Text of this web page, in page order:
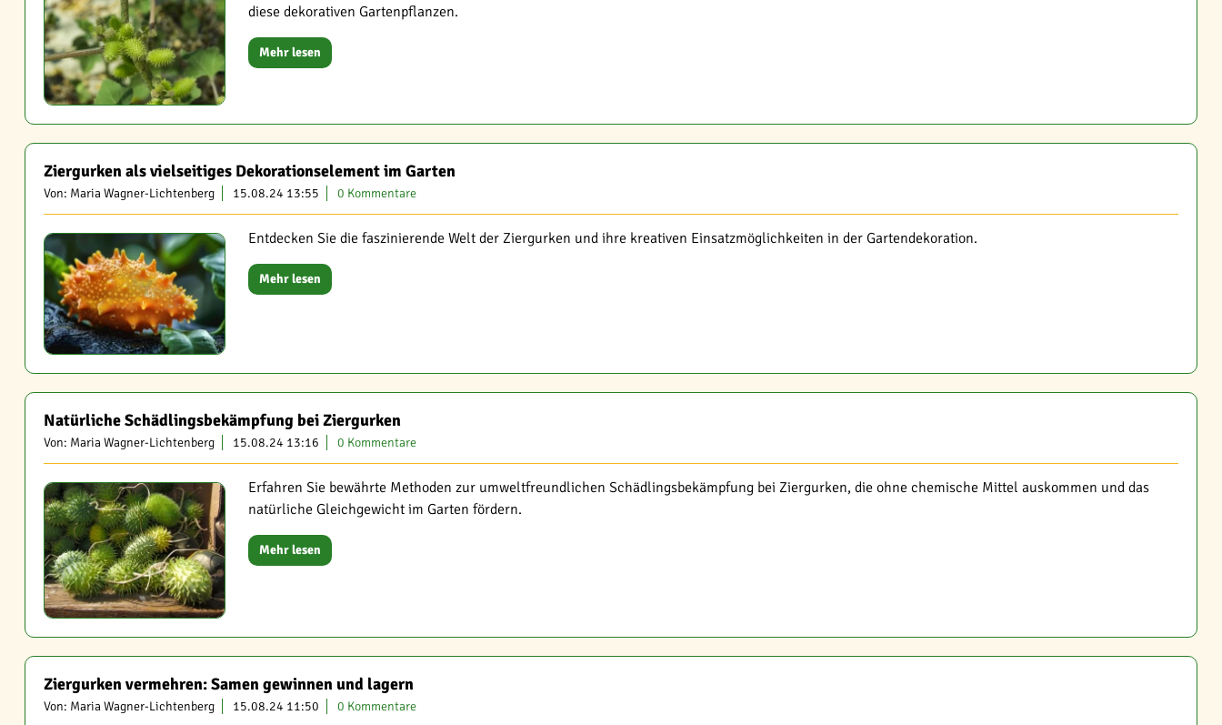
diese dekorativen Gartenpflanzen.
Mehr lesen
Ziergurken als vielseitiges Dekorationselement im Garten
Von: Maria Wagner-Lichtenberg 15.08.24 13:55 0 Kommentare
Entdecken Sie die faszinierende Welt der Ziergurken und ihre kreativen Einsatzmöglichkeiten in der Gartendekoration.
Mehr lesen
Natürliche Schädlingsbekämpfung bei Ziergurken
Von: Maria Wagner-Lichtenberg 15.08.24 13:16 0 Kommentare
Erfahren Sie bewährte Methoden zur umweltfreundlichen Schädlingsbekämpfung bei Ziergurken, die ohne chemische Mittel auskommen und das
natürliche Gleichgewicht im Garten fördern.
Mehr lesen
Ziergurken vermehren: Samen gewinnen und lagern
Von: Maria Wagner-Lichtenberg 15.08.24 11:50 0 Kommentare